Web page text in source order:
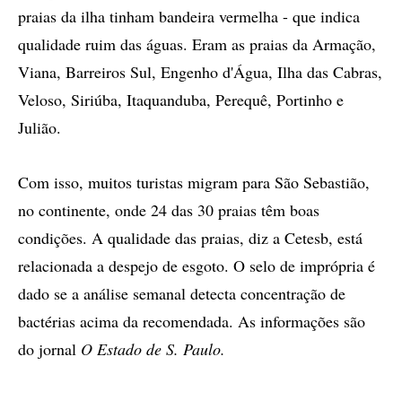
praias da ilha tinham bandeira vermelha - que indica
qualidade ruim das águas. Eram as praias da Armação,
Viana, Barreiros Sul, Engenho d'Água, Ilha das Cabras,
Veloso, Siriúba, Itaquanduba, Perequê, Portinho e
Julião.
Com isso, muitos turistas migram para São Sebastião,
no continente, onde 24 das 30 praias têm boas
condições. A qualidade das praias, diz a Cetesb, está
relacionada a despejo de esgoto. O selo de imprópria é
dado se a análise semanal detecta concentração de
bactérias acima da recomendada. As informações são
do jornal O Estado de S. Paulo.